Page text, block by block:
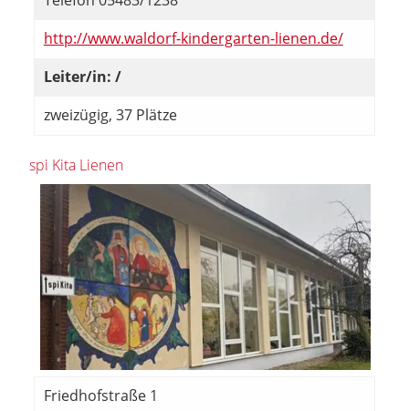
http://www.waldorf-kindergarten-lienen.de/
Leiter/in: /
zweizügig, 37 Plätze
spi Kita Lienen
Friedhofstraße 1